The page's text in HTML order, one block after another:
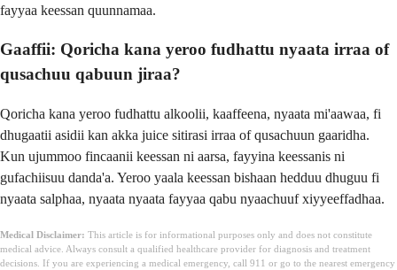
fayyaa keessan quunnamaa.
Gaaffii: Qoricha kana yeroo fudhattu nyaata irraa of
qusachuu qabuun jiraa?
Qoricha kana yeroo fudhattu alkoolii, kaaffeena, nyaata mi'aawaa, fi
dhugaatii asidii kan akka juice sitirasi irraa of qusachuun gaaridha.
Kun ujummoo fincaanii keessan ni aarsa, fayyina keessanis ni
gufachiisuu danda'a. Yeroo yaala keessan bishaan hedduu dhuguu fi
nyaata salphaa, nyaata nyaata fayyaa qabu nyaachuuf xiyyeeffadhaa.
Medical Disclaimer: This article is for informational purposes only and does not constitute
medical advice. Always consult a qualified healthcare provider for diagnosis and treatment
decisions. If you are experiencing a medical emergency, call 911 or go to the nearest emergency